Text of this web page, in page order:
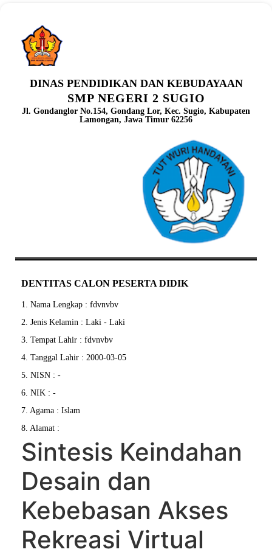
DINAS PENDIDIKAN DAN KEBUDAYAAN
SMP NEGERI 2 SUGIO
Jl. Gondanglor No.154, Gondang Lor, Kec. Sugio, Kabupaten
Lamongan, Jawa Timur 62256
DENTITAS CALON PESERTA DIDIK
1. Nama Lengkap : fdvnvbv
2. Jenis Kelamin : Laki - Laki
3. Tempat Lahir : fdvnvbv
4. Tanggal Lahir : 2000-03-05
5. NISN : -
6. NIK : -
7. Agama : Islam
8. Alamat :
Sintesis Keindahan
Desain dan
Kebebasan Akses
Rekreasi Virtual